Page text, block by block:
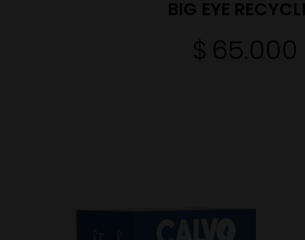
BIG EYE
$ 65.000